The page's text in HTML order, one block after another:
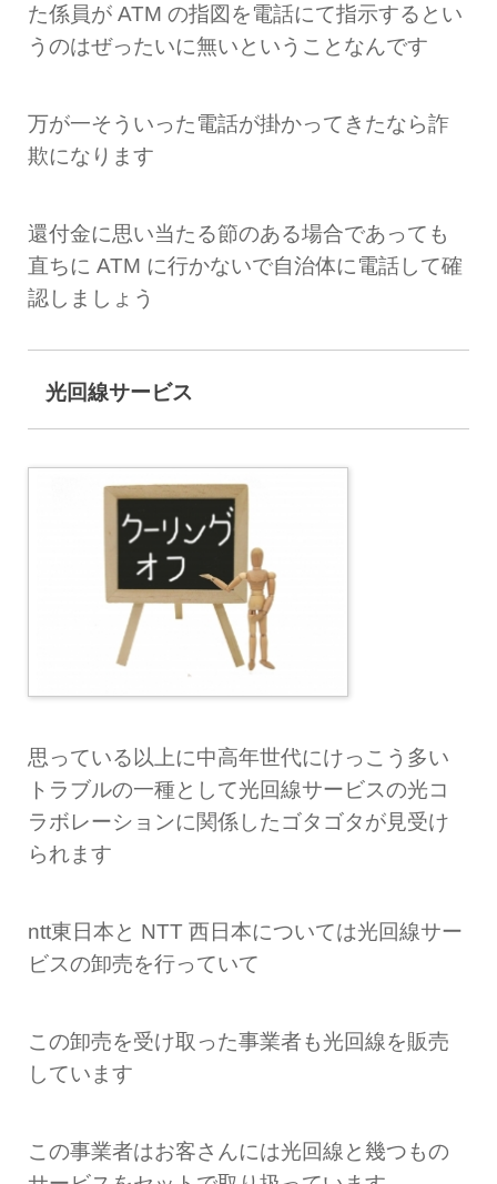
た係員が ATM の指図を電話にて指示するとい
うのはぜったいに無いということなんです
万が一そういった電話が掛かってきたなら詐
欺になります
還付金に思い当たる節のある場合であっても
直ちに ATM に行かないで自治体に電話して確
認しましょう
光回線サービス
思っている以上に中高年世代にけっこう多い
トラブルの一種として光回線サービスの光コ
ラボレーションに関係したゴタゴタが見受け
られます
ntt東日本と NTT 西日本については光回線サー
ビスの卸売を行っていて
この卸売を受け取った事業者も光回線を販売
しています
この事業者はお客さんには光回線と幾つもの